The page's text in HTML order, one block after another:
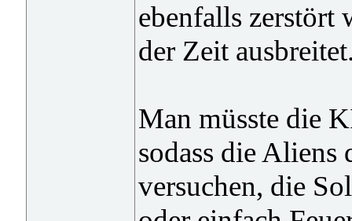
ebenfalls zerstört
der Zeit
Man müsste die
sodass die Aliens
versuchen, die